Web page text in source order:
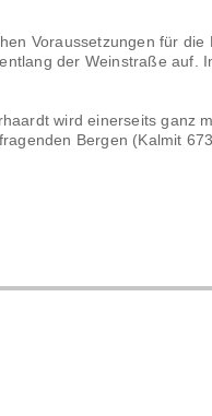
Voraussetzungen für
der Weinstraße
wird einerseits ganz
Bergen (Kalmit